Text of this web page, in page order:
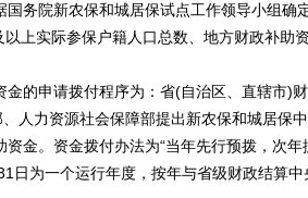
国务院新农保和城居保试点工作领导小组确
上实际参保户籍人口总数、地方财政补助
的申请拨付程序为：省(自治区、直辖市)
人力资源社会保障部提出新农保和城居保
金。资金拨付办法为“当年先行预拨，次年
日为一个运行年度，按年与省级财政结算中